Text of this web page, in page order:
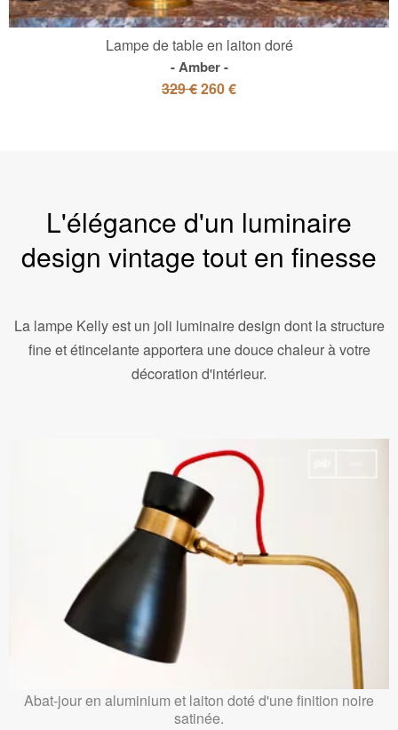
Lampe de table en laiton doré
Amber
329 €260 €
L'élégance d'un luminaire
design vintage tout en finesse
La lampe Kelly est un joli luminaire design dont la structure
fine et étincelante apportera une douce chaleur à votre
décoration d'intérieur.
Abat-jour en aluminium et laiton doté d'une finition noire
satinée.